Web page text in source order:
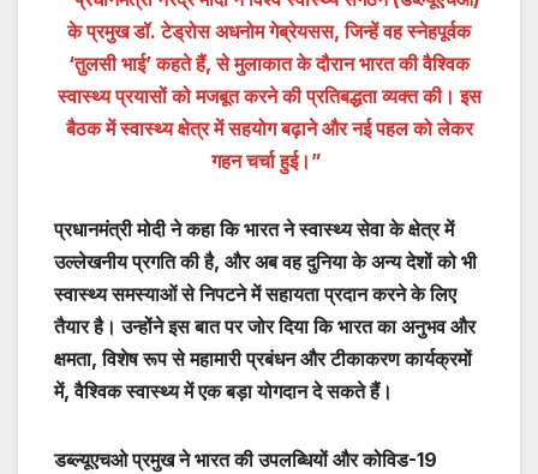
के प्रमुख डॉ. टेड्रोस अधनोम गेब्रेयसस, जिन्हें वह स्नेहपूर्वक
‘तुलसी भाई’ कहते हैं, से मुलाकात के दौरान भारत की वैश्विक
स्वास्थ्य प्रयासों को मजबूत करने की प्रतिबद्धता व्यक्त की। इस
बैठक में स्वास्थ्य क्षेत्र में सहयोग बढ़ाने और नई पहल को लेकर
गहन चर्चा हुई।”
प्रधानमंत्री मोदी ने कहा कि भारत ने स्वास्थ्य सेवा के क्षेत्र में
उल्लेखनीय प्रगति की है, और अब वह दुनिया के अन्य देशों को भी
स्वास्थ्य समस्याओं से निपटने में सहायता प्रदान करने के लिए
तैयार है। उन्होंने इस बात पर जोर दिया कि भारत का अनुभव और
क्षमता, विशेष रूप से महामारी प्रबंधन और टीकाकरण कार्यक्रमों
में, वैश्विक स्वास्थ्य में एक बड़ा योगदान दे सकते हैं।
डब्ल्यूएचओ प्रमुख ने भारत की उपलब्धियों और कोविड-19